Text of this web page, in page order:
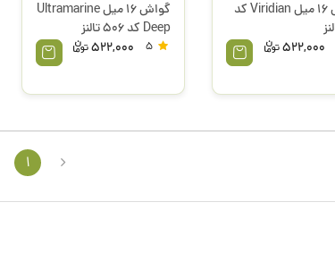
گواش 16 میل Viridian کد
522,000
گواش 16 میل Ultramarine
Deep کد 506 تالنز
522,000
1